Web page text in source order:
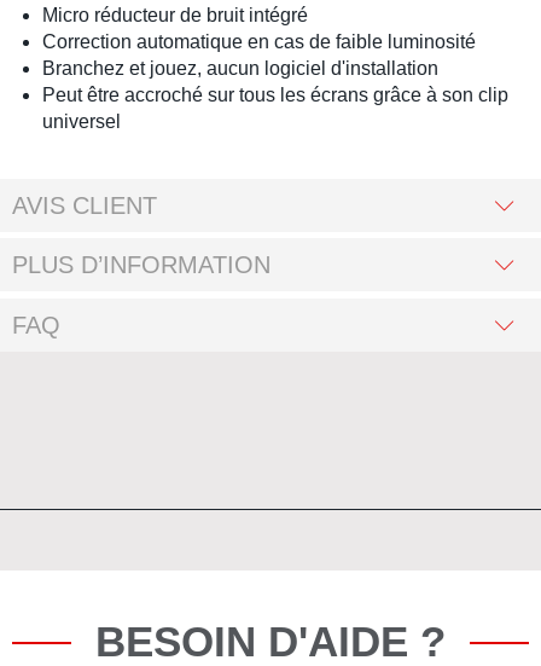
Micro réducteur de bruit intégré
Correction automatique en cas de faible luminosité
Branchez et jouez, aucun logiciel d'installation
Peut être accroché sur tous les écrans grâce à son clip
universel
AVIS CLIENT
PLUS D’INFORMATION
FAQ
BESOIN D'AIDE ?